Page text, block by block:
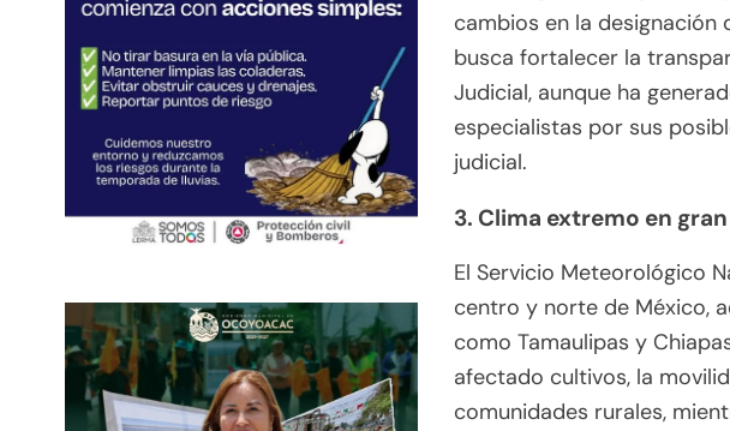
cambios en la designación
busca fortalecer la
Judicial, aunque ha
especialistas por sus
judicial.
3. Clima extremo en
El Servicio Meteorológico
centro y norte de México,
como Tamaulipas y
afectado cultivos, la
comunidades rurales,